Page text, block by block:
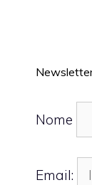
Nome
Email: